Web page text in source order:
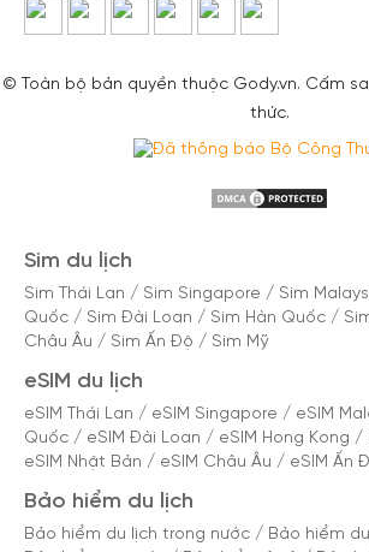
© Toàn bộ bản quyền thuộc Gody.vn. Cấm
thức.
Sim du lịch
Sim Thái Lan / Sim Singapore / Sim
Quốc / Sim Đài Loan / Sim Hàn Quốc /
Châu Âu / Sim Ấn Độ / Sim Mỹ
eSIM du lịch
eSIM Thái Lan / eSIM Singapore / eSIM
Quốc / eSIM Đài Loan / eSIM Hong Kong /
eSIM Nhật Bản / eSIM Châu Âu / eSIM Ấn
Bảo hiểm du lịch
Bảo hiểm du lịch trong nước / Bảo hiểm